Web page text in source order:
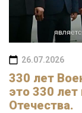
26.07.2026
330 лет
это 330
Отечества.